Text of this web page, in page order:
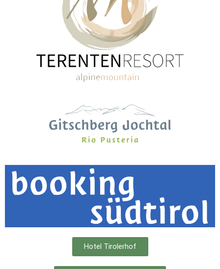
Hotel Tirolerhof